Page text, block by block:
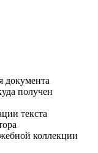
документа
получен
текста
коллекции